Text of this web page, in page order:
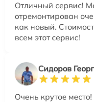
Отличный сервис!
отремонтирован
как новый.
всем этот сервис!
Сидоров
Очень крутое